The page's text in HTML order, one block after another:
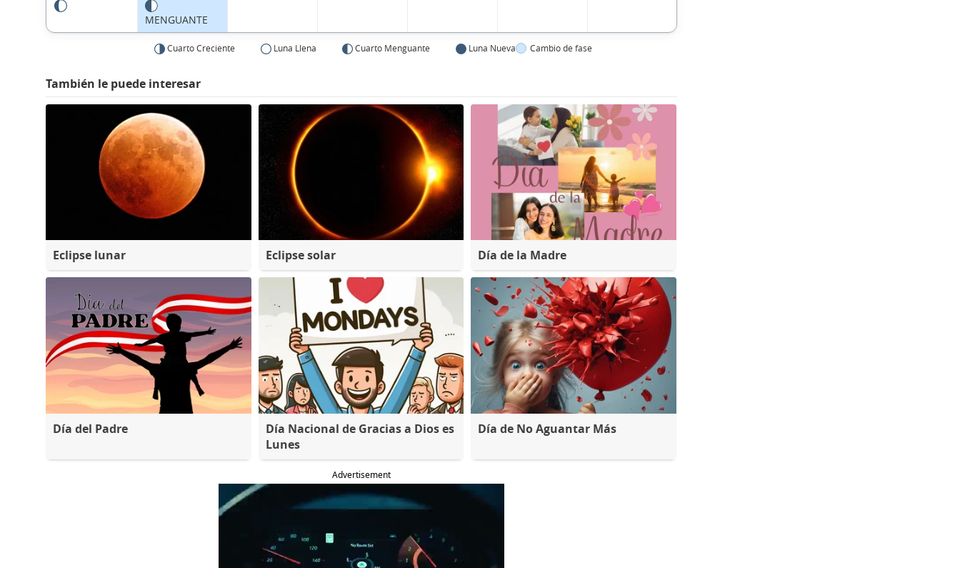
MENGUANTE
Cuarto Creciente Luna Llena Cuarto Menguante Luna Nueva Cambio de fase
También le puede interesar
Eclipse lunar Eclipse solar Día de la Madre
Día del Padre
Día Nacional de Gracias a Dios es
Lunes
Día de No Aguantar Más
Advertisement